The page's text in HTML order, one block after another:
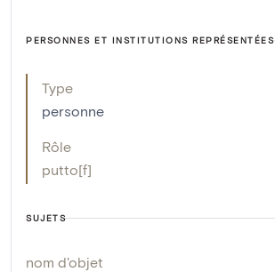
PERSONNES ET INSTITUTIONS REPRÉSENTÉES
Type
personne
Rôle
putto[f]
SUJETS
nom d'objet